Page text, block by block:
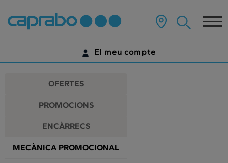
Promocions
descomptes
als
nostres
supermercats
contingut
pàgina
El meu compte
ENCARA NO TENS UN COMPTE DIGITAL?
OFERTES
PROMOCIONS
ENCÀRRECS
MECÀNICA PROMOCIONAL